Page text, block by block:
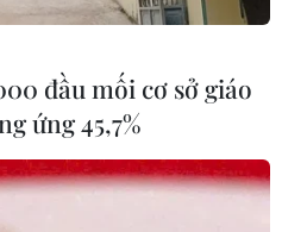
đầu mối cơ sở giáo
ứng 45,7%